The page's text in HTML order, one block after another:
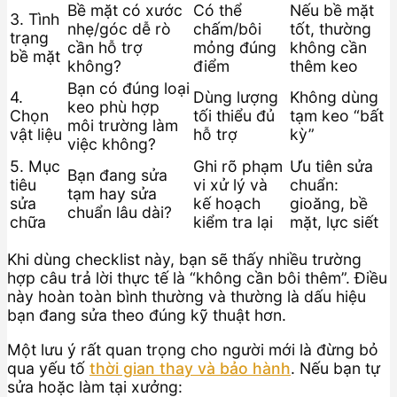
3. Tình
trạng
bề mặt
Bề mặt có xước
nhẹ/góc dễ rò
cần hỗ trợ
không?
Có thể
chấm/bôi
mỏng đúng
điểm
Nếu bề mặt
tốt, thường
không cần
thêm keo
4.
Chọn
vật liệu
Bạn có đúng loại
keo phù hợp
môi trường làm
việc không?
Dùng lượng
tối thiểu đủ
hỗ trợ
Không dùng
tạm keo “bất
kỳ”
5. Mục
tiêu
sửa
chữa
Bạn đang sửa
tạm hay sửa
chuẩn lâu dài?
Ghi rõ phạm
vi xử lý và
kế hoạch
kiểm tra lại
Ưu tiên sửa
chuẩn:
gioăng, bề
mặt, lực siết
Khi dùng checklist này, bạn sẽ thấy nhiều trường
hợp câu trả lời thực tế là “không cần bôi thêm”. Điều
này hoàn toàn bình thường và thường là dấu hiệu
bạn đang sửa theo đúng kỹ thuật hơn.
Một lưu ý rất quan trọng cho người mới là đừng bỏ
qua yếu tố thời gian thay và bảo hành. Nếu bạn tự
sửa hoặc làm tại xưởng: